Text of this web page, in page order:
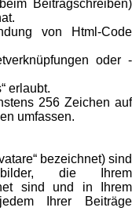
Beitragschreiben)
von Html-Code
oder -
erlaubt.
256 Zeichen auf
umfassen.
bezeichnet) sind
die Ihrem
sind und in Ihrem
Ihrer Beiträge